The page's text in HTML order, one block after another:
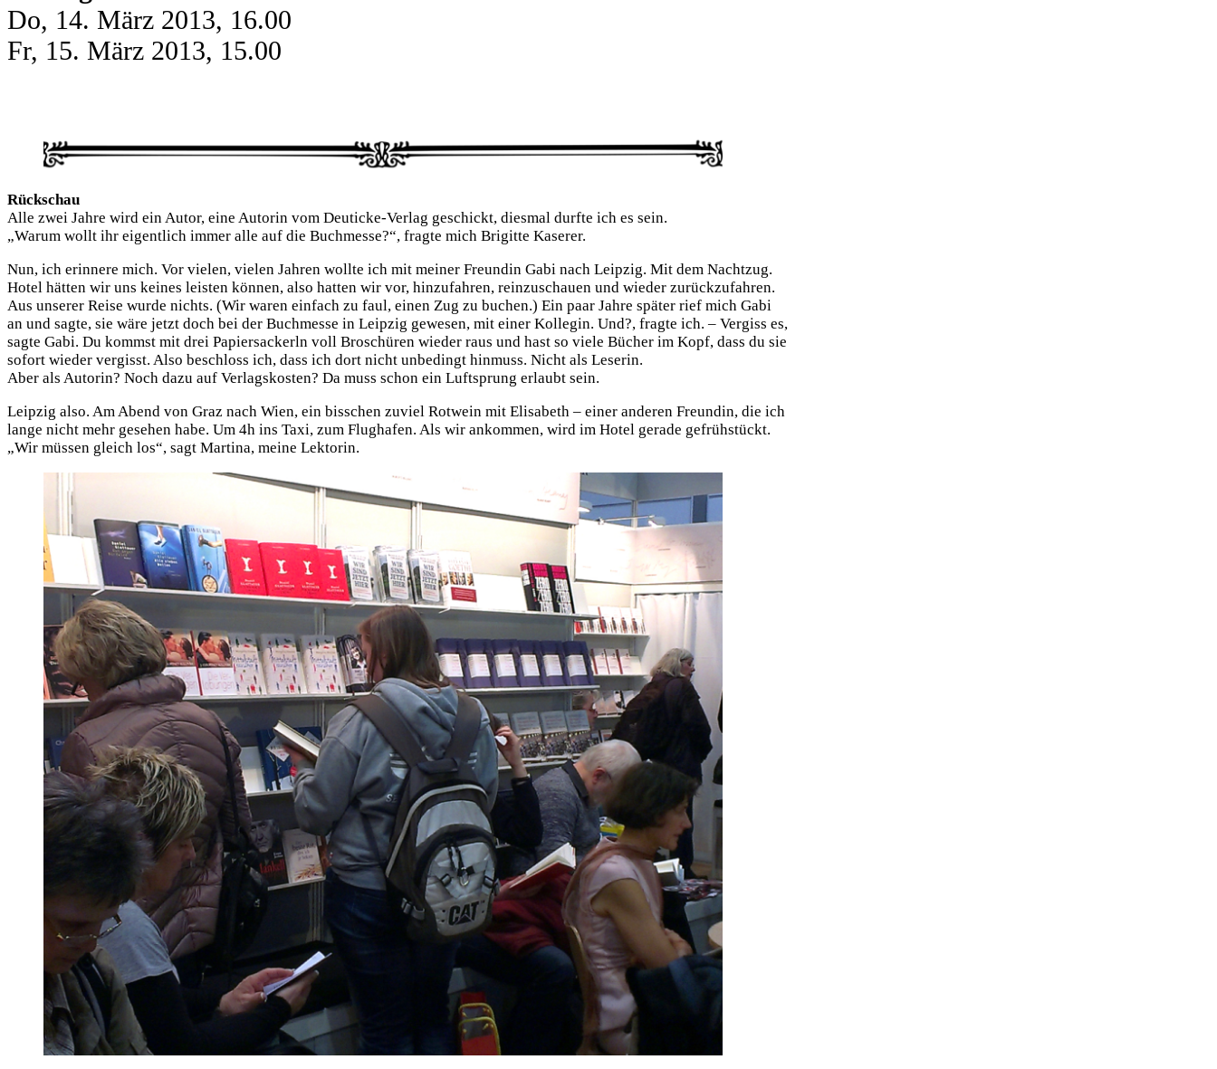
Do, 14. März 2013, 16.00
Fr, 15. März 2013, 15.00
Rück­schau
Alle zwei Jah­re wird ein Autor, eine Autorin vom Deu­ti­cke-Ver­lag geschickt, dies­mal durf­te ich es sein.
„War­um wollt ihr eigent­lich immer alle auf die Buch­mes­se?“, frag­te mich Bri­git­te Kase­rer.
Nun, ich erin­ne­re mich. Vor vie­len, vie­len Jah­ren woll­te ich mit mei­ner Freun­din Gabi nach Leip­zig. Mit dem Nacht­zug.
Hotel hät­ten wir uns kei­nes leis­ten kön­nen, also hat­ten wir vor, hin­zu­fah­ren, rein­zu­schau­en und wie­der zurück­zu­fah­ren.
Aus unse­rer Rei­se wur­de nichts. (Wir waren ein­fach zu faul, einen Zug zu buchen.) Ein paar Jah­re spä­ter rief mich Gabi
an und sag­te, sie wäre jetzt doch bei der Buch­mes­se in Leip­zig gewe­sen, mit einer Kol­le­gin. Und?, frag­te ich. – Ver­giss es,
sag­te Gabi. Du kommst mit drei Papier­sa­ckerln voll Bro­schü­ren wie­der raus und hast so vie­le Bücher im Kopf, dass du sie
sofort wie­der ver­gisst. Also beschloss ich, dass ich dort nicht unbe­dingt hin­muss. Nicht als Lese­rin.
Aber als Autorin? Noch dazu auf Ver­lags­kos­ten? Da muss schon ein Luft­sprung erlaubt sein.
​​Leip­zig also. Am Abend von Graz nach Wien, ein biss­chen zuviel Rot­wein mit Eli­sa­beth – einer ande­ren Freun­din, die ich
lan­ge nicht mehr gese­hen habe. Um 4h ins Taxi, zum Flug­ha­fen. Als wir ankom­men, wird im Hotel gera­de gefrüh­stückt.
„Wir müs­sen gleich los“, sagt Mar­ti­na, mei­ne Lek­to­rin.